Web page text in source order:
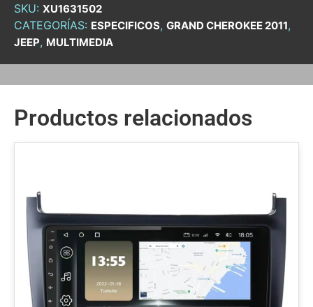
SKU: XU1631502
CATEGORÍAS: ESPECIFICOS, GRAND CHEROKEE 2011,
JEEP, MULTIMEDIA
Productos relacionados